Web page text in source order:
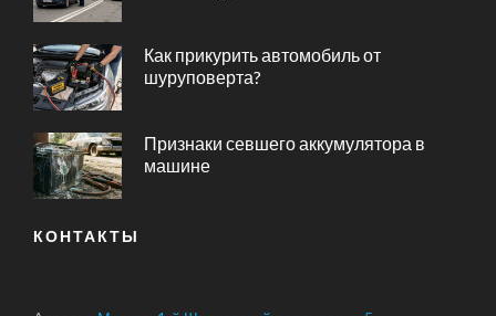
Как прикурить автомобиль от
шуруповерта?
Признаки севшего аккумулятора в
машине
КОНТАКТЫ